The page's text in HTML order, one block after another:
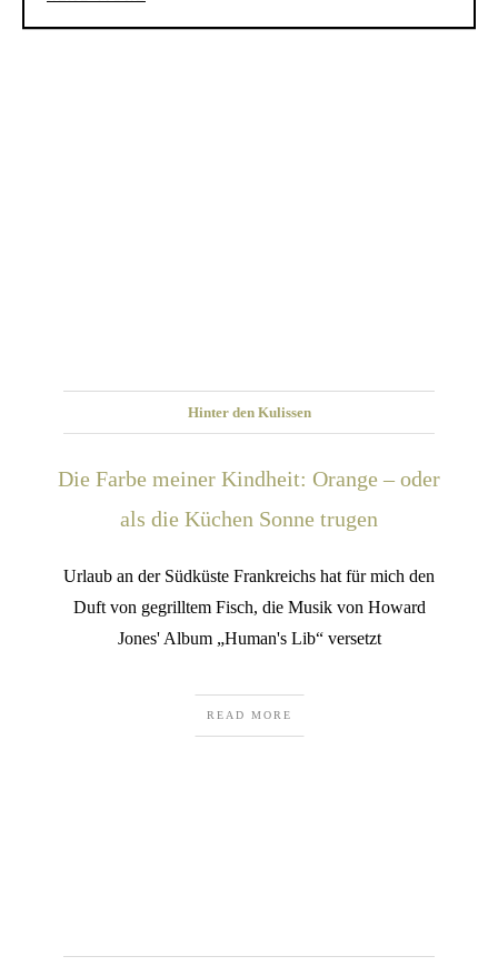
Hinter den Kulissen
Die Farbe meiner Kindheit: Orange – oder
als die Küchen Sonne trugen
Urlaub an der Südküste Frankreichs hat für mich den
Duft von gegrilltem Fisch, die Musik von Howard
Jones' Album „Human's Lib“ versetzt
READ MORE